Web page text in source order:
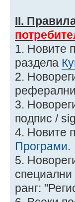
ІІ.
1. Новите
раздела
2.
3.
подпис /
4. Новите
Програми.
5.
ранг: